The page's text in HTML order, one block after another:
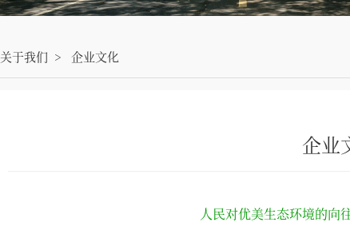
关于我们 > 企业文化
企业
人民对优美生态环境的向